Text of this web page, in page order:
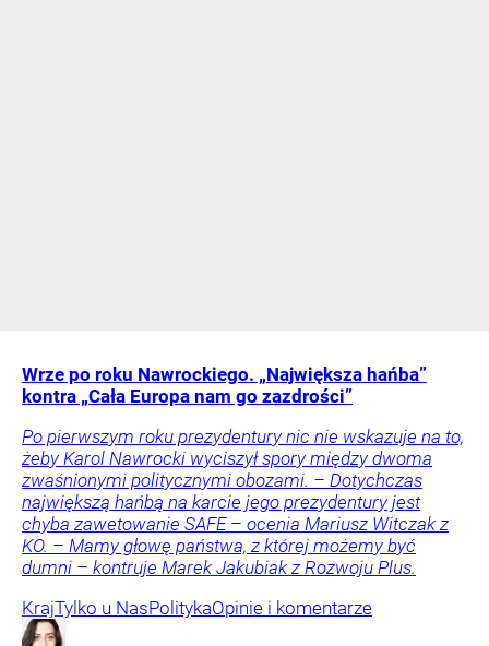
Wrze po roku Nawrockiego. „Największa hańba”
kontra „Cała Europa nam go zazdrości”
Po pierwszym roku prezydentury nic nie wskazuje na to,
żeby Karol Nawrocki wyciszył spory między dwoma
zwaśnionymi politycznymi obozami. – Dotychczas
największą hańbą na karcie jego prezydentury jest
chyba zawetowanie SAFE – ocenia Mariusz Witczak z
KO. – Mamy głowę państwa, z której możemy być
dumni – kontruje Marek Jakubiak z Rozwoju Plus.
KrajTylko u NasPolitykaOpinie i komentarze